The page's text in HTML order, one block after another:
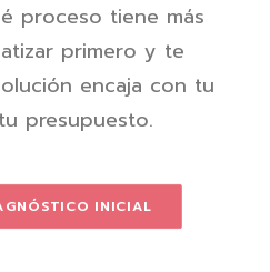
proceso tiene más
primero y te
encaja con tu
presupuesto.
INICIAL